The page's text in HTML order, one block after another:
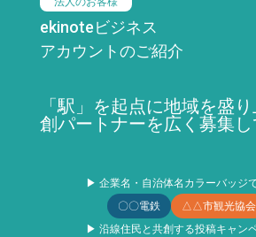
ekinoteビジネス
アカウントのご紹介
「駅」を起点に地域を盛
創パートナーを広く募集し
▶ 企業名・自治体名カラーバッジ
〇〇電鉄
△△市観光協会
▶ 沿線住民と共創する投稿キャン